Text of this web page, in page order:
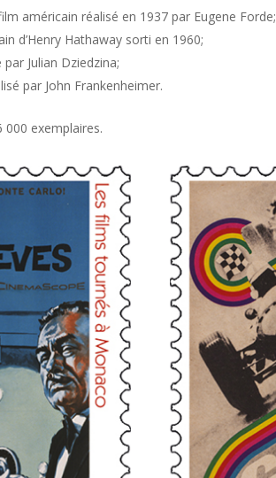
américain réalisé en 1937 par Eugene Forde;
d’Henry Hathaway sorti en 1960;
Julian Dziedzina;
par John Frankenheimer.
000 exemplaires.